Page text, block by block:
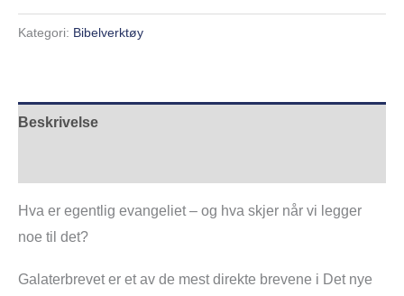
Kategori: Bibelverktøy
Beskrivelse
Hva er egentlig evangeliet – og hva skjer når vi legger
noe til det?
Galaterbrevet er et av de mest direkte brevene i Det nye